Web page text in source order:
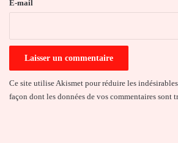
e
E-mail
Ce site utilise Akismet pour réduire les
façon dont les données de vos commentaires sont